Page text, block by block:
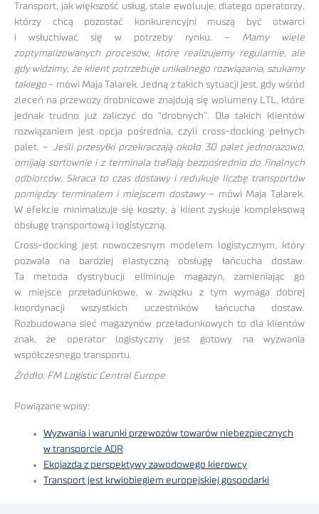
Transport, jak większość usług, stale ewoluuje, dlatego operatorzy,
którzy chcą pozostać konkurencyjni muszą być otwarci
i wsłuchiwać się w potrzeby rynku. – Mamy wiele
zoptymalizowanych procesów, które realizujemy regularnie, ale
gdy widzimy, że klient potrzebuje unikalnego rozwiązania, szukamy
takiego – mówi Maja Talarek. Jedną z takich sytuacji jest, gdy wśród
zleceń na przewozy drobnicowe znajdują się wolumeny LTL, które
jednak trudno już zaliczyć do “drobnych”. Dla takich klientów
rozwiązaniem jest opcja pośrednia, czyli cross-docking pełnych
palet. –
Jeśli przesyłki przekraczają około 30 palet jednorazowo,
omijają sortownie i z terminala trafiają bezpośrednio do finalnych
odbiorców. Skraca to czas dostawy i redukuje liczbę transportów
pomiędzy terminalem i miejscem dostawy– mówi Maja Talarek.
W efekcie minimalizuje się koszty, a klient zyskuje kompleksową
obsługę transportową i logistyczną.
Cross-docking jest nowoczesnym modelem logistycznym, który
pozwala na bardziej elastyczną obsługę łańcucha dostaw.
Ta metoda dystrybucji eliminuje magazyn, zamieniając go
w miejsce przeładunkowe, w związku z tym wymaga dobrej
koordynacji wszystkich uczestników łańcucha dostaw.
Rozbudowana sieć magazynów przeładunkowych to dla klientów
znak, że operator logistyczny jest gotowy na wyzwania
współczesnego transportu.
Źródło: FM Logistic Central Europe
Powiązane wpisy:
Wyzwania i warunki przewozów towarów niebezpiecznych
w transporcie ADR
Ekojazda z perspektywy zawodowego kierowcy
Transport jest krwiobiegiem europejskiej gospodarki